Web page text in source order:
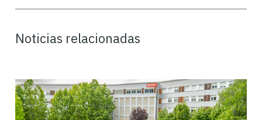
Noticias relacionadas